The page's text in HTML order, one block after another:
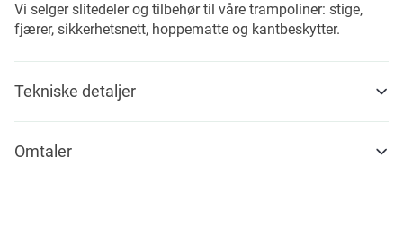
Vi selger slitedeler og tilbehør til våre trampoliner: stige,
fjærer, sikkerhetsnett, hoppematte og kantbeskytter.
Tekniske detaljer
Omtaler